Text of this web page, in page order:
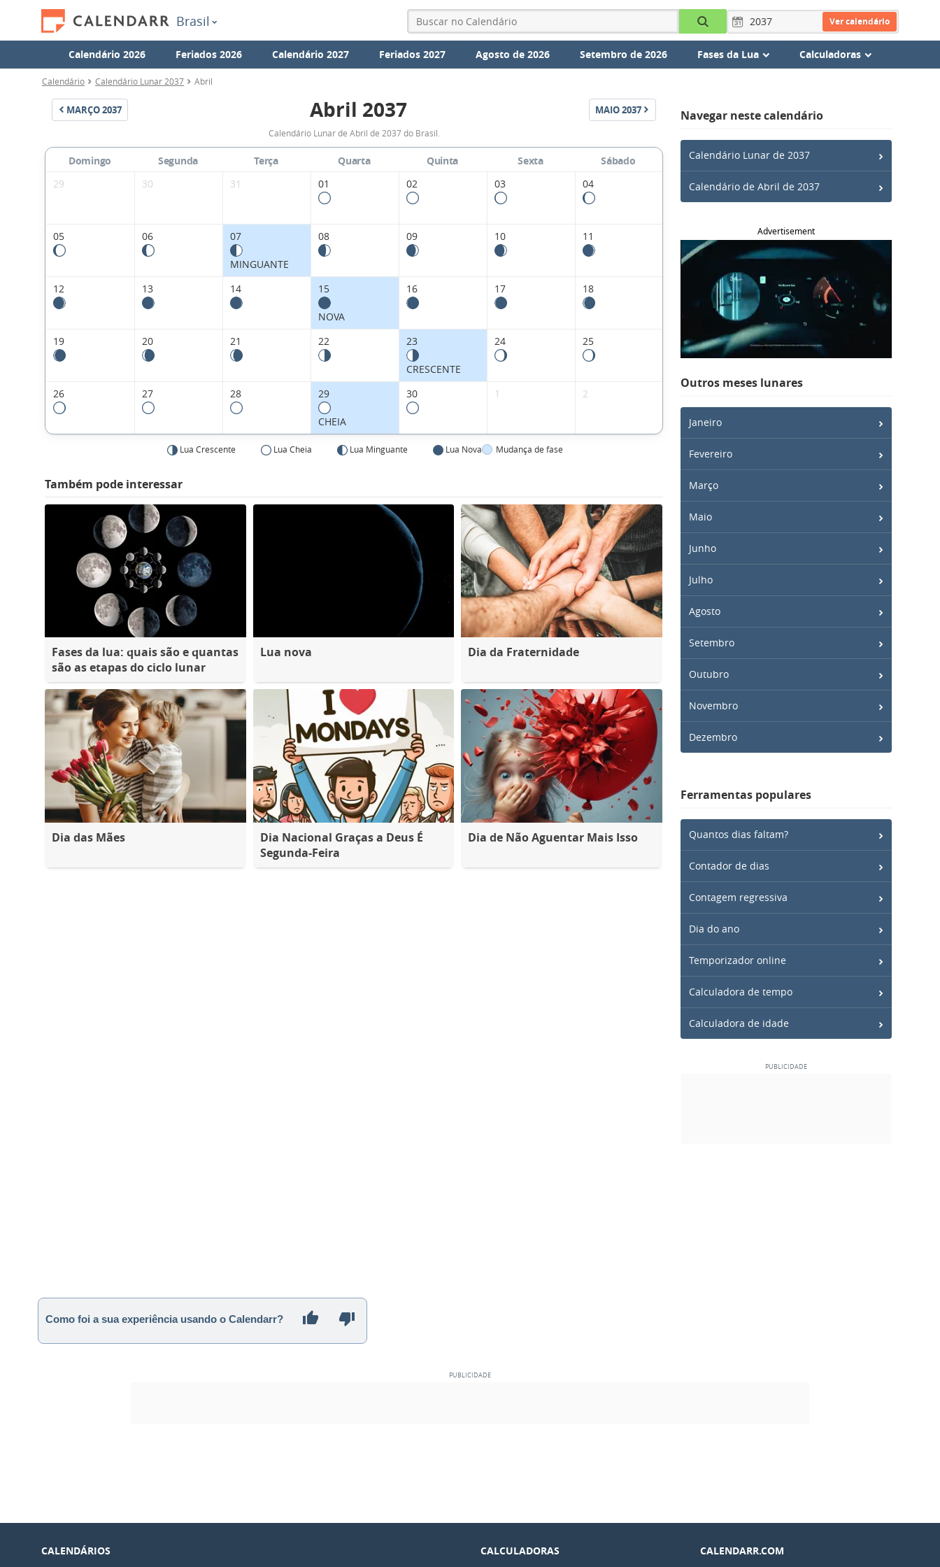
Brasil Ver calendário
Calendário 2026 Feriados 2026 Calendário 2027 Feriados 2027 Agosto de 2026 Setembro de 2026 Fases da Lua Calculadoras
Calendário Calendário Lunar 2037 Abril
MARÇO2037
Fases
da
Lua
Abril 2037 MAIO2037
Calendário Lunar de Abril de 2037 do Brasil.
Domingo Segunda Terça Quarta Quinta Sexta
Sábado
29
30 31 01 02 03 04
05 06 07
MINGUANTE
08 09 10 11
12 13 14 15
NOVA
16 17 18
19 20 21 22 23
CRESCENTE
24 25
26 27 28 29
CHEIA
30 1 2
Lua Crescente Lua Cheia Lua Minguante Lua Nova Mudança de fase
Também pode interessar
Fases da lua: quais são e quantas
são as etapas do ciclo lunar
Lua nova Dia da Fraternidade
Dia das Mães
Dia Nacional Graças a Deus É
Segunda-Feira
Dia de Não Aguentar Mais Isso
Navegar neste calendário
Calendário Lunar de 2037
Calendário de Abril de 2037
Advertisement
Outros meses lunares
Janeiro
Fevereiro
Março
Maio
Junho
Julho
Agosto
Setembro
Outubro
Novembro
Dezembro
Ferramentas populares
Quantos dias faltam?
Contador de dias
Contagem regressiva
Dia do ano
Temporizador online
Calculadora de tempo
Calculadora de idade
Como foi a sua experiência usando o Calendarr?
CALENDÁRIOS CALCULADORAS CALENDARR.COM